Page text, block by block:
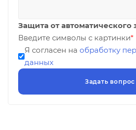
Защита от автоматического
Введите символы с картинки*
Я согласен на обработку
данных